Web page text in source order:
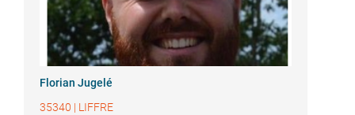
Florian Jugelé
35340 | LIFFRE